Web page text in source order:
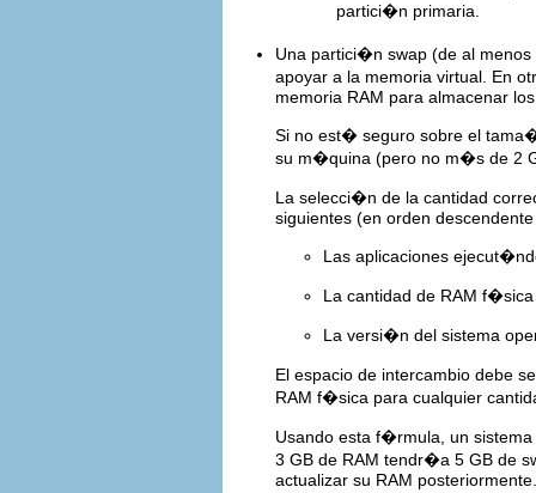
partici�n primaria.
Una partici�n swap (de al
apoyar a la memoria virtual. En
memoria RAM para almacenar
Si no est� seguro sobre el
su m�quina (pero no m�s de 2
La selecci�n de la cantidad
siguientes (en orden
Las aplicaciones
La cantidad de RAM
La versi�n del sistema
El espacio de intercambio debe
RAM f�sica para cualquier
Usando esta f�rmula, un
3 GB de RAM tendr�a 5 GB de
actualizar su RAM posteriormente.